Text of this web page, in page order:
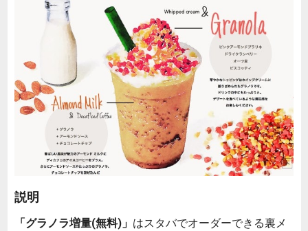
説明
「グラノラ増量(無料)」 はスタバでオーダーできる裏メ